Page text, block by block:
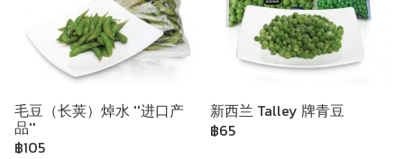
毛豆（长荚）焯水 ''进口产
品''
฿105
新西兰 Talley 牌青豆
฿65